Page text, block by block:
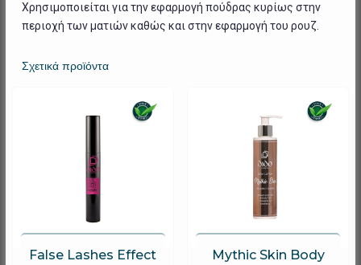
Χρησιμοποιείται για την εφαρμογή πούδρας κυρίως στην
περιοχή των ματιών καθώς και στην εφαρμογή του ρουζ.
Σχετικά προϊόντα
False Lashes Effect
Mythic Skin Body